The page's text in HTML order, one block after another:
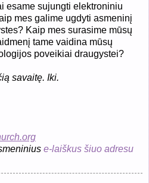
esame sujungti elektroniniu
mes galime ugdyti asmeninį
Kaip mes surasime mūsų
tame vaidina mūsų
poveikiai draugystei?
savaitę. Iki.
e-laiškus šiuo adresu